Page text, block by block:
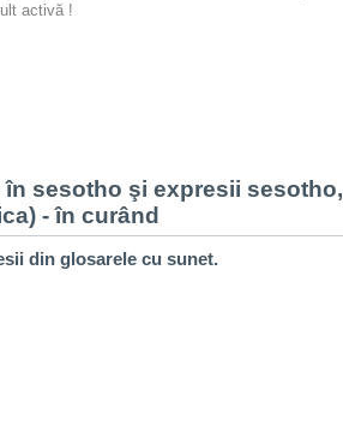
activă !
în sesotho şi expresii sesotho,
- în curând
din glosarele cu sunet.